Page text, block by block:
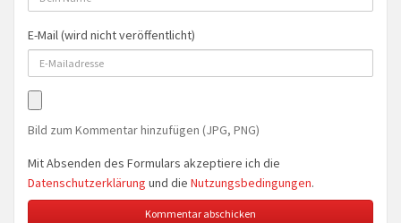
E-Mail (wird nicht veröffentlicht)
Bild zum Kommentar hinzufügen (JPG, PNG)
Mit Absenden des Formulars akzeptiere ich die
Datenschutzerklärung und die Nutzungsbedingungen.